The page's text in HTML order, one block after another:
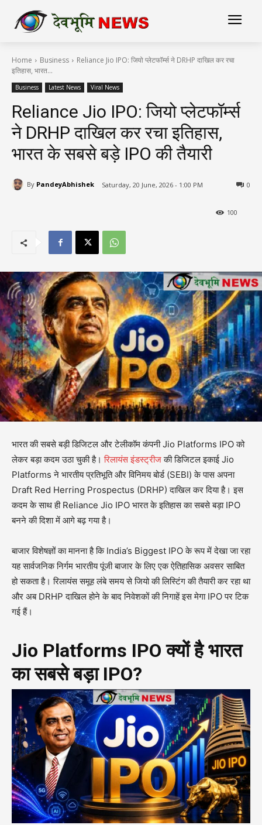
Home Business
Reliance Jio IPO: जियो प्लेटफॉर्म्स ने DRHP दाखिल कर रचा
इतिहास, भारत...
Business Latest News Viral News
Reliance Jio IPO: जियो प्लेटफॉर्म्स
ने DRHP दाखिल कर रचा इतिहास,
भारत के सबसे बड़े IPO की तैयारी
By PandeyAbhishek Saturday, 20 June, 2026 - 1:00 PM 0
100
भारत की सबसे बड़ी डिजिटल और टेलीकॉम कंपनी Jio Platforms IPO को
लेकर बड़ा कदम उठा चुकी है।रिलायंस इंडस्ट्रीजकी डिजिटल इकाई Jio
Platforms ने भारतीय प्रतिभूति और विनिमय बोर्ड (SEBI) के पास अपना
Draft Red Herring Prospectus (DRHP) दाखिल कर दिया है। इस
कदम के साथ ही Reliance Jio IPO भारत के इतिहास का सबसे बड़ा IPO
बनने की दिशा में आगे बढ़ गया है।
बाजार विशेषज्ञों का मानना है कि India’s Biggest IPO के रूप में देखा जा रहा
यह सार्वजनिक निर्गम भारतीय पूंजी बाजार के लिए एक ऐतिहासिक अवसर साबित
हो सकता है। रिलायंस समूह लंबे समय से जियो की लिस्टिंग की तैयारी कर रहा था
और अब DRHP दाखिल होने के बाद निवेशकों की निगाहें इस मेगा IPO पर टिक
गई हैं।
Jio Platforms IPO क्यों है भारत
का सबसे बड़ा IPO?